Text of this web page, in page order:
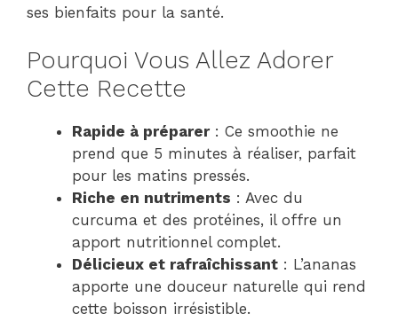
ses bienfaits pour la santé.
Pourquoi Vous Allez Adorer
Cette Recette
Rapide à préparer: Ce smoothie ne
prend que 5 minutes à réaliser, parfait
pour les matins pressés.
Riche en nutriments : Avec du
curcuma et des protéines, il offre un
apport nutritionnel complet.
Délicieux et rafraîchissant : L’ananas
apporte une douceur naturelle qui rend
cette boisson irrésistible.